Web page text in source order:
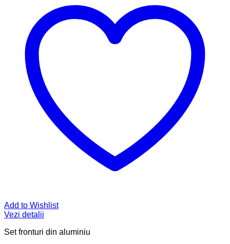
Add to Wishlist
Vezi detalii
Set fronturi din aluminiu